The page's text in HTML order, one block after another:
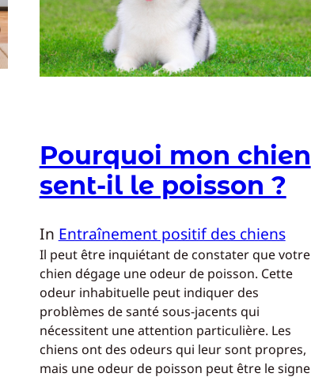
Pourquoi mon chien
sent-il le poisson ?
In Entraînement positif des chiens
Il peut être inquiétant de constater que votre
chien dégage une odeur de poisson. Cette
odeur inhabituelle peut indiquer des
problèmes de santé sous-jacents qui
nécessitent une attention particulière. Les
chiens ont des odeurs qui leur sont propres,
mais une odeur de poisson peut être le signe